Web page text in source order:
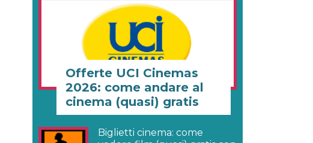
Offerte UCI Cinemas
2026: come andare al
cinema (quasi) gratis
Biglietti cinema: come